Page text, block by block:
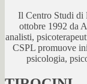
Il Centro Studi di
ottobre 1992 da
analisti,
CSPL promuove
psicologia,